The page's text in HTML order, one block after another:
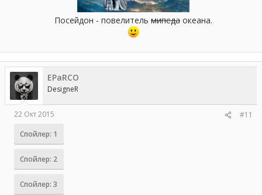
Посейдон - повелитель мипеда океана.
EPaRCO
DesigneR
22 Окт 2015
#11
Спойлер: 1
Спойлер: 2
Спойлер: 3